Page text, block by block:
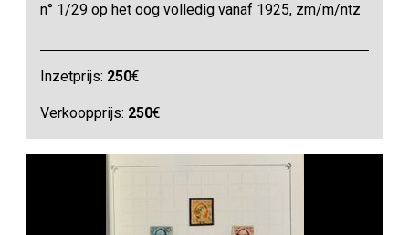
n° 1/29 op het oog volledig vanaf 1925, zm/m/ntz
Inzetprijs: 250€
Verkoopprijs: 250€